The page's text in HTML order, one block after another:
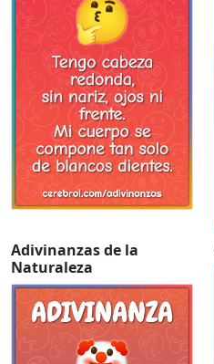
Adivinanzas de la
Naturaleza